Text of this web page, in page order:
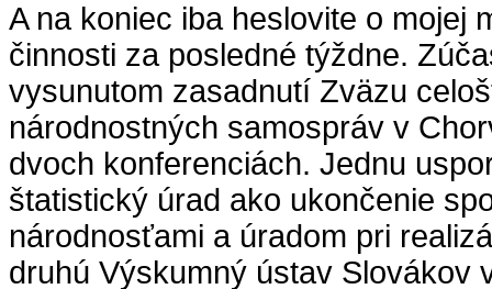
A na koniec iba heslovite o mojej
činnosti za posledné týždne.
vysunutom zasadnutí Zväzu
národnostných samospráv v
dvoch konferenciách. Jednu
štatistický úrad ako ukončenie
národnosťami a úradom pri
druhú Výskumný ústav Slovákov